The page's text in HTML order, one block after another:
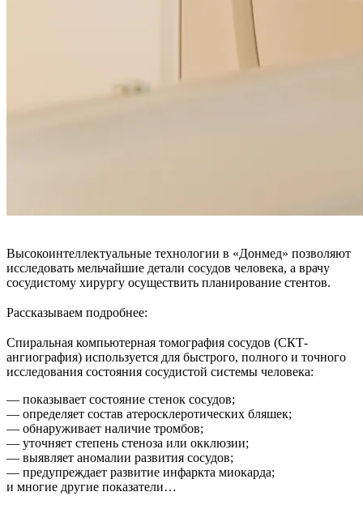
Высокоинтеллектуальные технологии в «Донмед» позволяют
исследовать мельчайшие детали сосудов человека, а врачу
сосудистому хирургу осуществить планирование стентов.
Рассказываем подробнее:
Спиральная компьютерная томография сосудов (СКТ-
ангиография) используется для быстрого, полного и точного
исследования состояния сосудистой системы человека:
— показывает состояние стенок сосудов;
— определяет состав атеросклеротических бляшек;
— обнаруживает наличие тромбов;
— уточняет степень стеноза или окклюзии;
— выявляет аномалии развития сосудов;
— предупреждает развитие инфаркта миокарда;
и многие другие показатели…